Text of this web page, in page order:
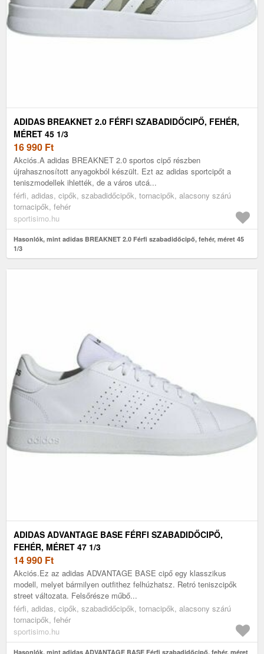
ADIDAS BREAKNET 2.0 FÉRFI SZABADIDŐCIPŐ, FEHÉR,
MÉRET 45 1/3
16 990 Ft
Akciós.A adidas BREAKNET 2.0 sportos cipő részben
újrahasznosított anyagokból készült. Ezt az adidas sportcipőt a
teniszmodellek ihlették, de a város utcá...
férfi, adidas, cipők, szabadidőcipők, tornacipők, alacsony szárú
tornacipők, fehér
sportisimo.hu
Hasonlók, mint adidas BREAKNET 2.0 Férfi szabadidőcipő, fehér, méret 45
1/3
ADIDAS ADVANTAGE BASE FÉRFI SZABADIDŐCIPŐ,
FEHÉR, MÉRET 47 1/3
14 990 Ft
Akciós.Ez az adidas ADVANTAGE BASE cipő egy klasszikus
modell, melyet bármilyen outfithez felhúzhatsz. Retró teniszcipők
street változata. Felsőrésze műbő...
férfi, adidas, cipők, szabadidőcipők, tornacipők, alacsony szárú
tornacipők, fehér
sportisimo.hu
Hasonlók, mint adidas ADVANTAGE BASE Férfi szabadidőcipő, fehér, méret